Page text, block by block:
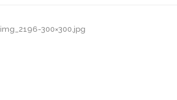
img_2196-300×300.jpg